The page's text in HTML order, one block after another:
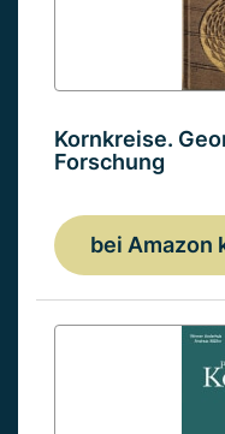
Kornkreise.
Forschung
bei Amazon